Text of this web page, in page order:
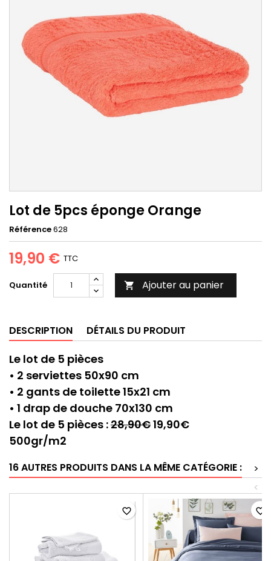
Lot de 5pcs éponge Orange
Référence628
19,90 € TTC
Quantité  Ajouter au panier
DESCRIPTION DÉTAILS DU PRODUIT
Le lot de 5 pièces
• 2 serviettes 50x90 cm
• 2 gants de toilette 15x21 cm
• 1 drap de douche 70x130 cm
Le lot de 5 pièces :28,90€19,90€
500gr/m2
16 AUTRES PRODUITS DANS LA MÊME CATÉGORIE :
>
<
favorite_border favorite_border